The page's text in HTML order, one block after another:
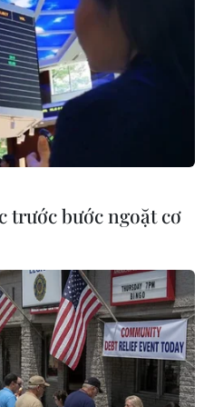
tổ chức lừa đảo
Nội, Lào Cai và Phú
(TTXVN/Vietnam+)
trước bước ngoặt cơ